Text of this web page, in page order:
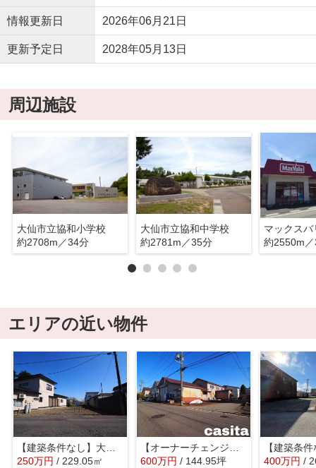
情報更新日 2026年06月21日
更新予定日 2028年05月13日
周辺施設
大仙市立協和小学校
約2708m／34分
大仙市立協和中学校
約2781m／35分
マックス
約2550m
エリアの近い物件
【建築条件なし】大仙市大曲丸子町の住宅用地 69.28坪・250万円
250万円 / 229.05㎡
600万円 / 144.95坪 400万円 /